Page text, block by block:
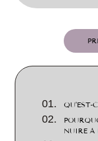
QU’EST-
NUIRE À